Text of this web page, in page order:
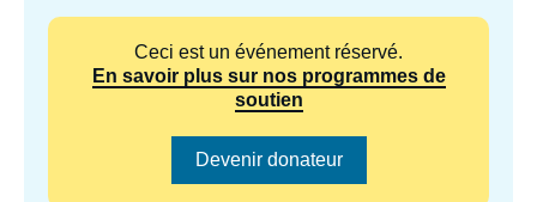
Ceci est un événement réservé.
En savoir plus sur nos programmes de
soutien
Devenir donateur